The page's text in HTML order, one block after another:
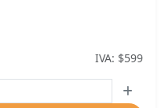
IVA: $599